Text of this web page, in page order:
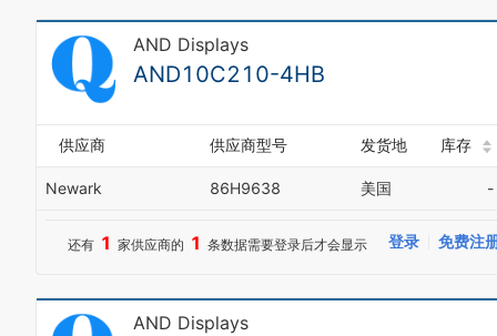
AND Displays
AND10C210-4HB
供应商 供应商型号 发货地 库存
Newark 86H9638 美国 -
还有 1 家供应商的 1 条数据需要登录后才会显示 登录 免费注
AND Displays